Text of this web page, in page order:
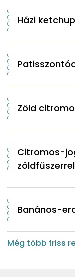
Házi
Zöld
Citromos-
zöldfűszerrel
Banános-
Még több friss